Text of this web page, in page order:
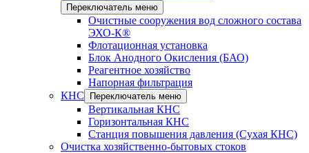
Переключатель меню
Очистные сооружения вод сложного состава
ЭХО-К®
Флотационная установка
Блок Анодного Окисления (БАО)
Реагентное хозяйство
Напорная фильтрация
КНС
Переключатель меню
Вертикальная КНС
Горизонтальная КНС
Станция повышения давления (Сухая КНС)
Очистка хозяйственно-бытовых стоков